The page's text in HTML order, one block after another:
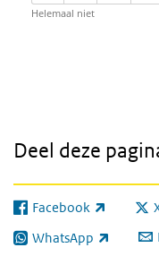
Helemaal niet
Deel deze
Facebook
(externe link)
WhatsApp
(externe link)